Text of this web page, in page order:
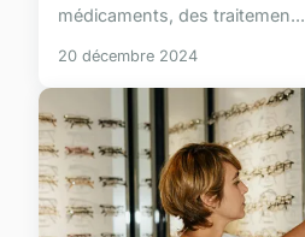
médicaments, des traitemen...
20 décembre 2024